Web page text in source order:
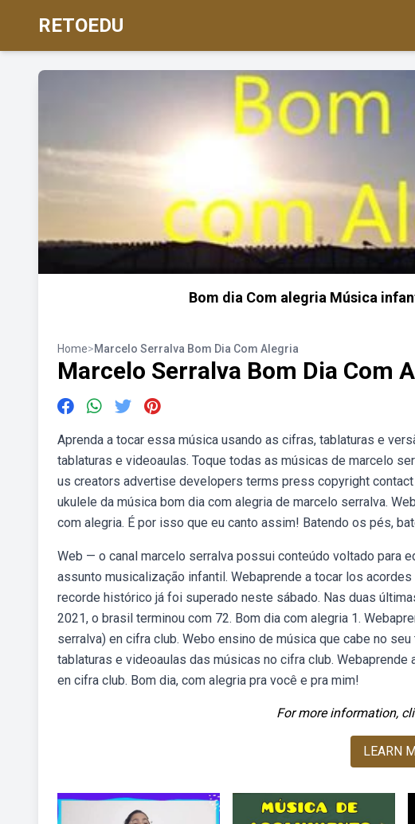
RETOEDU
Bom dia Com alegria Música
Home>Marcelo Serralva Bom Dia Com Alegria
Marcelo Serralva Bom Dia Com
Aprenda a tocar essa música usando as cifras, tablaturas e
tablaturas e videoaulas. Toque todas as músicas de marcelo
us creators advertise developers terms press copyright
ukulele da música bom dia com alegria de marcelo serralva.
com alegria. É por isso que eu canto assim! Batendo os pés,
Web — o canal marcelo serralva possui conteúdo voltado para
assunto musicalização infantil. Webaprende a tocar los
recorde histórico já foi superado neste sábado. Nas duas
2021, o brasil terminou com 72. Bom dia com alegria 1.
serralva) en cifra club. Webo ensino de música que cabe no
tablaturas e videoaulas das músicas no cifra club.
en cifra club. Bom dia, com alegria pra você e pra mim!
For more information,
LEARN